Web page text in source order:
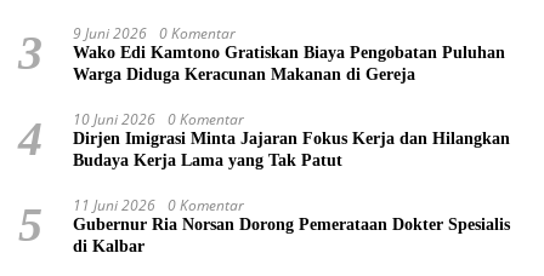
3 9 Juni 2026 0 Komentar
Wako Edi Kamtono Gratiskan Biaya Pengobatan Puluhan
Warga Diduga Keracunan Makanan di Gereja
4 10 Juni 2026 0 Komentar
Dirjen Imigrasi Minta Jajaran Fokus Kerja dan Hilangkan
Budaya Kerja Lama yang Tak Patut
5 11 Juni 2026 0 Komentar
Gubernur Ria Norsan Dorong Pemerataan Dokter Spesialis
di Kalbar